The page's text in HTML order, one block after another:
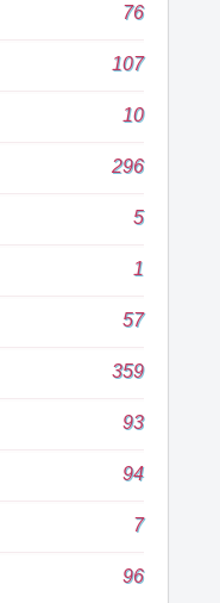
76
107
10
296
5
1
57
359
93
94
7
96